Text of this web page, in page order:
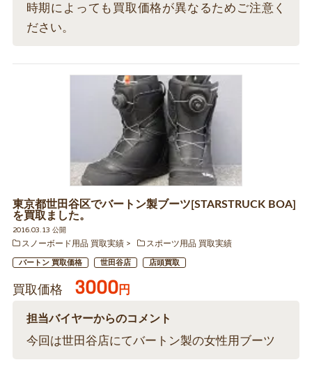
時期によっても買取価格が異なるためご注意く
ださい。
東京都世田谷区でバートン製ブーツ[STARSTRUCK BOA]
を買取ました。
2016.03.13 公開
スノーボード用品 買取実績
スポーツ用品 買取実績
バートン 買取価格 世田谷店 店頭買取
買取価格 3000円
担当バイヤーからのコメント
今回は世田谷店にてバートン製の女性用ブーツ